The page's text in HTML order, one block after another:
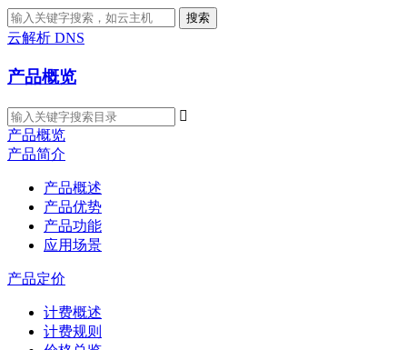
搜索
云解析 DNS
产品概览

产品概览
产品简介
产品概述
产品优势
产品功能
应用场景
产品定价
计费概述
计费规则